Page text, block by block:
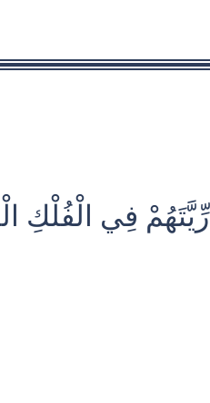
ذُرِّيَّتَهُمْ فِي